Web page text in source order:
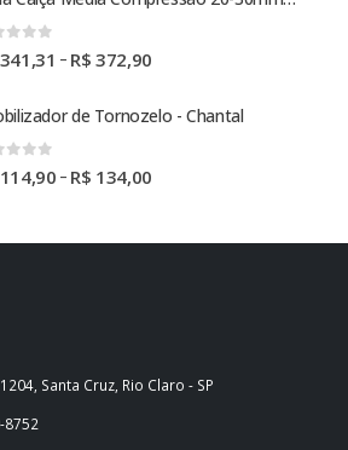
341,31 – R$ 372,90Faixa
preço:
R$ 372,90
de Tornozelo - Chantal
114,90 – R$ 134,00Faixa
Santa Cruz, Rio Claro - SP
8752